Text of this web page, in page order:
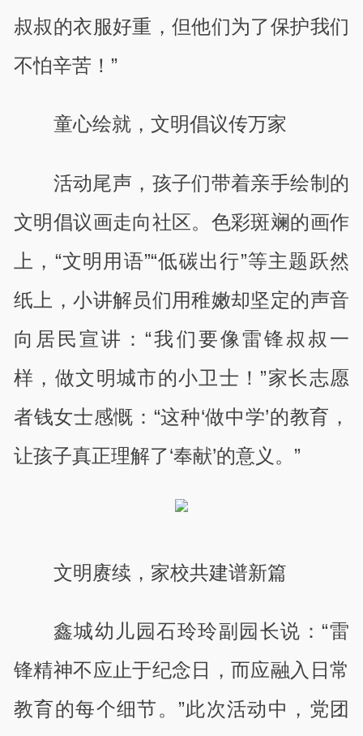
叔叔的衣服好重，但他们为了保护我们
不怕辛苦！”
童心绘就，文明倡议传万家
活动尾声，孩子们带着亲手绘制的
文明倡议画走向社区。色彩斑斓的画作
上，“文明用语”“低碳出行”等主题跃然
纸上，小讲解员们用稚嫩却坚定的声音
向居民宣讲：“我们要像雷锋叔叔一
样，做文明城市的小卫士！”家长志愿
者钱女士感慨：“这种‘做中学’的教育，
让孩子真正理解了‘奉献’的意义。”
文明赓续，家校共建谱新篇
鑫城幼儿园石玲玲副园长说：“雷
锋精神不应止于纪念日，而应融入日常
教育的每个细节。”此次活动中，党团